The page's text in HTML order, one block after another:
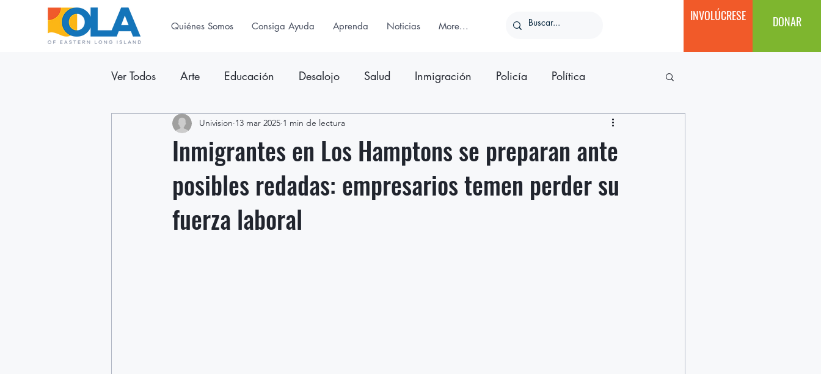
Quiénes Somos Consiga Ayuda Aprenda Noticias More...
INVOLÚCRESE DONAR
Ver Todos Arte Educación Desalojo Salud Inmigración Policía Política
Anuncios Boletín Informativo Comunicado de Prensa
Inmigrantes en Los Hamptons se preparan ante
posibles redadas: empresarios temen perder su
fuerza laboral
Univision 13 mar 2025 1 min de lectura